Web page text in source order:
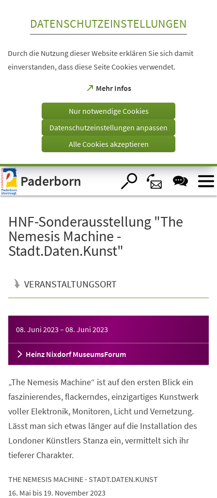
Visuelle
Assistenzsoftware
öffnen.
DATENSCHUTZEINSTELLUNGEN
Durch die Nutzung dieser Website erklären Sie sich damit
einverstanden, dass diese Seite Cookies verwendet.
Mehr Infos
(Öffnet
einem
Tab)
Nur notwendige Cookies
Datenschutzeinstellungen anpassen
Alle Cookies akzeptieren
Paderborn
HNF-Sonderausstellung "The
Nemesis Machine -
Stadt.Daten.Kunst"
VERANSTALTUNGSORT
08. Juni 2023 – 08. Juni 2023
Heinz Nixdorf MuseumsForum
„The Nemesis Machine“ ist auf den ersten Blick ein
faszinierendes, flackerndes, einzigartiges Kunstwerk
voller Elektronik, Monitoren, Licht und Vernetzung.
Lässt man sich etwas länger auf die Installation des
Londoner Künstlers Stanza ein, vermittelt sich ihr
tieferer Charakter.
THE NEMESIS MACHINE - STADT.DATEN.KUNST
16. Mai bis 19. November 2023